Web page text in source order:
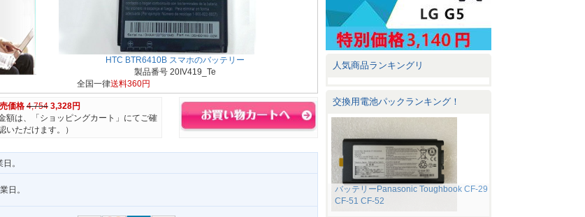
HTC BTR6410B スマホのバッテリー
製品番号 20IV419_Te
全国一律送料360円
価格 4,754 3,328円
額は、「ショッピングカート」にてご確
いただけます。）
。
日。
人気商品ランキングリ
交換用電池パックランキング！
バッテリーPanasonic Toughbook CF-29
CF-51 CF-52